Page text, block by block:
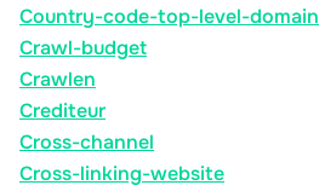
Country-code-top-level-domain
Crawl-budget
Crawlen
Crediteur
Cross-channel
Cross-linking-website